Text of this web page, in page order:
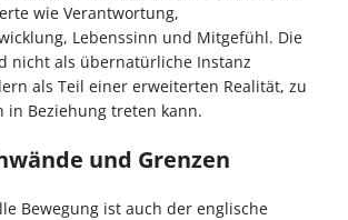
wie Verantwortung,
Lebenssinn und Mitgefühl. Die
nicht als übernatürliche Instanz
als Teil einer erweiterten Realität, zu
in Beziehung treten kann.
und Grenzen
Bewegung ist auch der englische